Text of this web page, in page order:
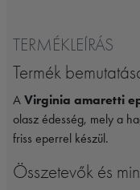
TERMÉKLEÍRÁS
Termék
A Virginia amaretti
olasz édesség, mely a
friss eperrel készül.
Összetevők és